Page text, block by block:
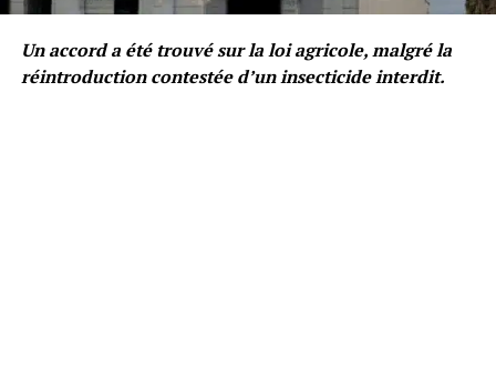
Un accord a été trouvé sur la loi agricole, malgré la
réintroduction contestée d’un insecticide interdit.